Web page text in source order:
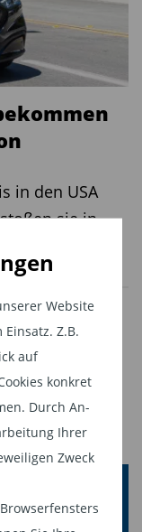
Website
Z.B.
auf
konkret
Durch An-
Ihrer
Zweck
in den USA
sie in
vor.